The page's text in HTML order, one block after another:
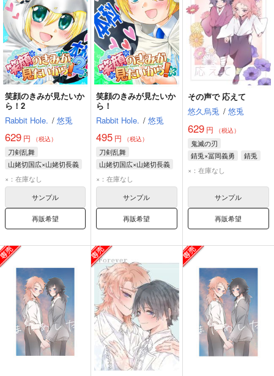
笑顔のきみが見たいか
ら！2
Rabbit Hole. / 悠兎
629 円 （税込）
刀剣乱舞
山姥切国広×山姥切長義
山姥切国広
山姥切長義
×：在庫なし
サンプル
再販希望
笑顔のきみが見たいか
ら！
Rabbit Hole. / 悠兎
495 円 （税込）
刀剣乱舞
山姥切国広×山姥切長義
山姥切国広
山姥切長義
×：在庫なし
サンプル
再販希望
その声で 応えて
悠久烏兎 / 悠兎
629円 （税込）
鬼滅の刃
錆兎×冨岡義勇
錆兎
冨岡義勇
×：在庫なし
サンプル
再販希望